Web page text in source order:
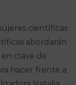
científicas
abordarán
clave de
hacer frente a